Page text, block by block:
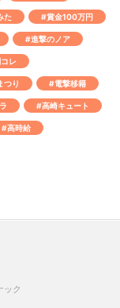
た #賞金100万円
#進撃のノア
レ
つり #電撃移籍
#高崎キュート
#高時給
ック